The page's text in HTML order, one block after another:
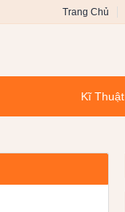
Trang Chủ
Kĩ Thuật